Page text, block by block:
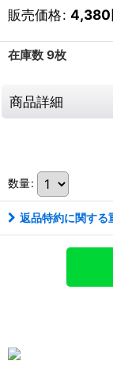
販売価格: 4,380
在庫数 9枚
商品詳細
数量:
返品特約に関する